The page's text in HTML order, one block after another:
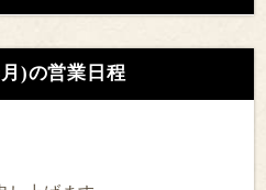
)の営業日程